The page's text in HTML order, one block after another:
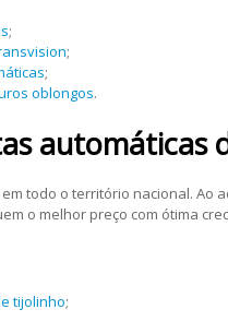
;
;
;
oblongos.
todo o território nacional.
o melhor preço com ótima
tijolinho;